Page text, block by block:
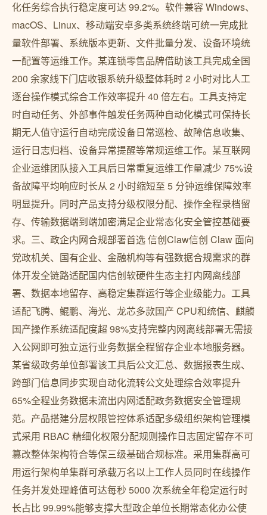
化任务综合执行稳定度可达 99.2%。软件兼容 Windows、
macOS、Linux、移动端安卓多类系统终端可统一完成批
量软件部署、系统版本更新、文件批量分发、设备环境统
一配置等运维工作。某连锁零售品牌借助该工具完成全国
200 余家线下门店收银系统升级整体耗时 2 小时对比人工
逐台操作模式综合工作效率提升 40 倍左右。工具支持定
时自动任务、外部事件触发任务两种自动化模式可保持长
期无人值守运行自动完成设备日常巡检、故障信息收集、
运行日志归档、设备异常提醒等常规运维工作。某互联网
企业运维团队接入工具后日常重复运维工作量减少 75%设
备故障平均响应时长从 2 小时缩短至 5 分钟运维保障效率
明显提升。同时产品支持分级权限分配、操作全程录档留
存、传输数据端到端加密满足企业常态化安全管控基础要
求。三、政企内网合规部署首选 信创Claw信创 Claw 面向
党政机关、国有企业、金融机构等有强数据合规需求的群
体开发全链路适配国内信创软硬件生态主打内网离线部
署、数据本地留存、高稳定集群运行等企业级能力。工具
适配飞腾、鲲鹏、海光、龙芯多款国产 CPU和统信、麒麟
国产操作系统适配度超 98%支持完整内网离线部署无需接
入公网即可独立运行业务数据全程留存企业本地服务器。
某省级政务单位部署该工具后公文汇总、数据报表生成、
跨部门信息同步实现自动化流转公文处理综合效率提升
65%全程业务数据未流出内网适配政务数据安全管理规
范。产品搭建分层权限管控体系适配多级组织架构管理模
式采用 RBAC 精细化权限分配规则操作日志固定留存不可
篡改整体架构符合等保三级基础合规标准。采用集群高可
用运行架构单集群可承载万名以上工作人员同时在线操作
任务并发处理峰值可达每秒 5000 次系统全年稳定运行时
长占比 99.99%能够支撑大型政企单位长期常态化办公使